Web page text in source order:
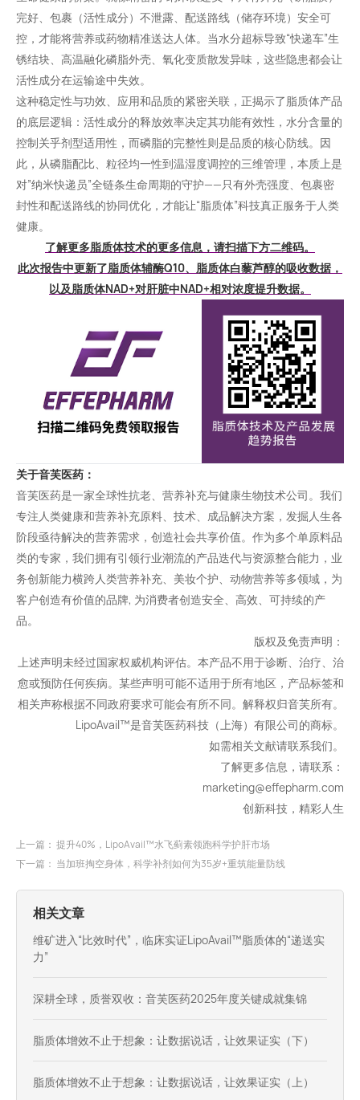
完好、包裹（活性成分）不泄露、配送路线（储存环境）安全可
控，才能将营养或药物精准送达人体。当水分超标导致“快递车”生
锈结块、高温融化磷脂外壳、氧化变质散发异味，这些隐患都会让
活性成分在运输途中失效。
这种稳定性与功效、应用和品质的紧密关联，正揭示了脂质体产品
的底层逻辑：活性成分的释放效率决定其功能有效性，水分含量的
控制关乎剂型适用性，而磷脂的完整性则是品质的核心防线。因
此，从磷脂配比、粒径均一性到温湿度调控的三维管理，本质上是
对”纳米快递员”全链条生命周期的守护——只有外壳强度、包裹密
封性和配送路线的协同优化，才能让“脂质体”科技真正服务于人类
健康。
了解更多脂质体技术的更多信息，请扫描下方二维码。
此次报告中更新了脂质体辅酶Q10、脂质体白藜芦醇的吸收数据，
以及脂质体NAD+对肝脏中NAD+相对浓度提升数据。
关于音芙医药：
音芙医药是一家全球性抗老、营养补充与健康生物技术公司。我们
专注人类健康和营养补充原料、技术、成品解决方案，发掘人生各
阶段亟待解决的营养需求，创造社会共享价值。作为多个单原料品
类的专家，我们拥有引领行业潮流的产品迭代与资源整合能力，业
务创新能力横跨人类营养补充、美妆个护、动物营养等多领域，为
客户创造有价值的品牌, 为消费者创造安全、高效、可持续的产
品。
版权及免责声明：
上述声明未经过国家权威机构评估。本产品不用于诊断、治疗、治
愈或预防任何疾病。某些声明可能不适用于所有地区，产品标签和
相关声称根据不同政府要求可能会有所不同。解释权归音芙所有。
LipoAvail™是音芙医药科技（上海）有限公司的商标。
如需相关文献请联系我们。
了解更多信息，请联系：
marketing@effepharm.com
创新科技，精彩人生
上一篇： 提升40%，LipoAvail™水飞蓟素领跑科学护肝市场
下一篇： 当加班掏空身体，科学补剂如何为35岁+重筑能量防线
相关文章
维矿进入“比效时代”，临床实证LipoAvail™脂质体的“递送实
力”
深耕全球，质誉双收：音芙医药2025年度关键成就集锦
脂质体增效不止于想象：让数据说话，让效果证实（下）
脂质体增效不止于想象：让数据说话，让效果证实（上）